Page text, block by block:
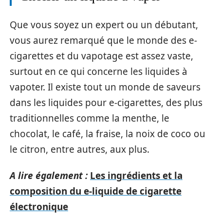
Que vous soyez un expert ou un débutant,
vous aurez remarqué que le monde des e-
cigarettes et du vapotage est assez vaste,
surtout en ce qui concerne les liquides à
vapoter. Il existe tout un monde de saveurs
dans les liquides pour e-cigarettes, des plus
traditionnelles comme la menthe, le
chocolat, le café, la fraise, la noix de coco ou
le citron, entre autres, aux plus.
A lire également : Les ingrédients et la
composition du e-liquide de cigarette
électronique